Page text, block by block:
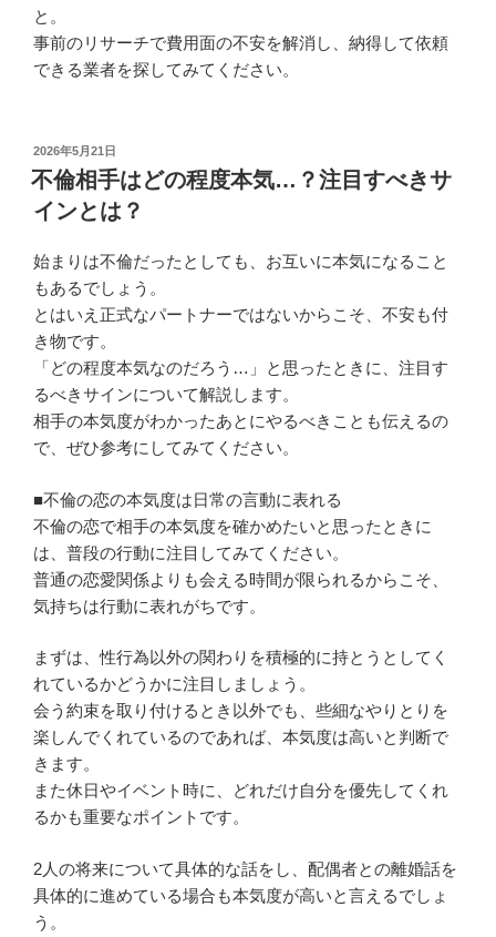
と。
事前のリサーチで費用面の不安を解消し、納得して依頼
できる業者を探してみてください。
投
稿
日:
2026年5月21日
不倫相手はどの程度本気…？注目すべきサ
インとは？
始まりは不倫だったとしても、お互いに本気になること
もあるでしょう。
とはいえ正式なパートナーではないからこそ、不安も付
き物です。
「どの程度本気なのだろう…」と思ったときに、注目す
るべきサインについて解説します。
相手の本気度がわかったあとにやるべきことも伝えるの
で、ぜひ参考にしてみてください。
■不倫の恋の本気度は日常の言動に表れる
不倫の恋で相手の本気度を確かめたいと思ったときに
は、普段の行動に注目してみてください。
普通の恋愛関係よりも会える時間が限られるからこそ、
気持ちは行動に表れがちです。
まずは、性行為以外の関わりを積極的に持とうとしてく
れているかどうかに注目しましょう。
会う約束を取り付けるとき以外でも、些細なやりとりを
楽しんでくれているのであれば、本気度は高いと判断で
きます。
また休日やイベント時に、どれだけ自分を優先してくれ
るかも重要なポイントです。
2人の将来について具体的な話をし、配偶者との離婚話を
具体的に進めている場合も本気度が高いと言えるでしょ
う。